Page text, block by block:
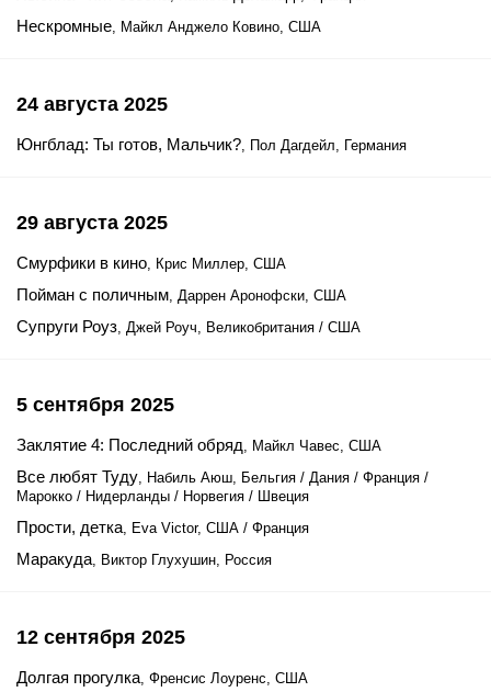
Нескромные, Майкл Анджело Ковино, США
24 августа 2025
Юнгблад: Ты готов, Мальчик?, Пол Дагдейл, Германия
29 августа 2025
Смурфики в кино, Крис Миллер, США
Пойман с поличным, Даррен Аронофски, США
Супруги Роуз, Джей Роуч, Великобритания / США
5 сентября 2025
Заклятие 4: Последний обряд, Майкл Чавес, США
Все любят Туду, Набиль Аюш, Бельгия / Дания / Франция /
Марокко / Нидерланды / Норвегия / Швеция
Прости, детка, Eva Victor, США / Франция
Маракуда, Виктор Глухушин, Россия
12 сентября 2025
Долгая прогулка, Френсис Лоуренс, США